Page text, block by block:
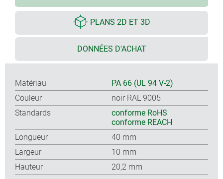
PLANS 2D ET 3D
DONNÉES D'ACHAT
Matériau
PA 66 (UL 94 V-2)
Couleur
noir RAL 9005
Standards
conforme RoHS
conforme REACH
Longueur
40 mm
Largeur
10 mm
Hauteur
20,2 mm